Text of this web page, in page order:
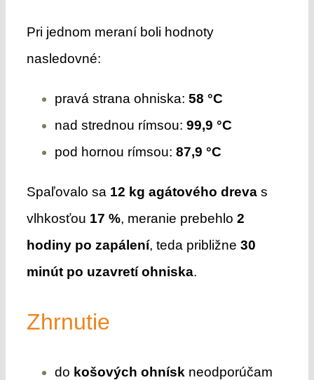
Pri jednom meraní boli hodnoty
nasledovné:
pravá strana ohniska: 58 °C
nad strednou rímsou: 99,9 °C
pod hornou rímsou: 87,9 °C
Spaľovalo sa 12 kg agátového drevas
vlhkosťou 17 %, meranie prebehlo 2
hodiny po zapálení, teda približne 30
minút po uzavretí ohniska.
Zhrnutie
do košových ohnísk neodporúčam